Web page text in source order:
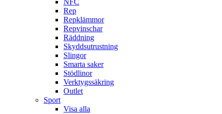
Rep
Repklämmor
Repvinschar
Räddning
Skyddsutrustning
Slingor
Smarta saker
Stödlinor
Verktygssäkring
Outlet
Sport
Visa alla